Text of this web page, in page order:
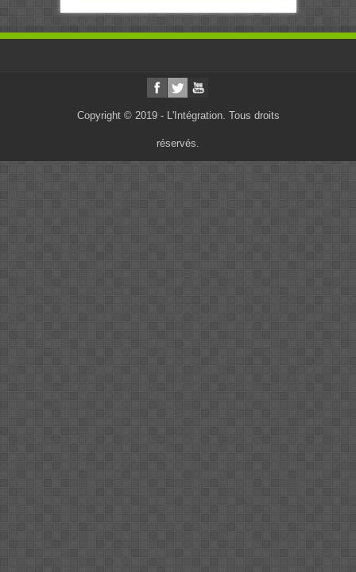
Copyright © 2019 - L'Intégration. Tous droits
réservés.